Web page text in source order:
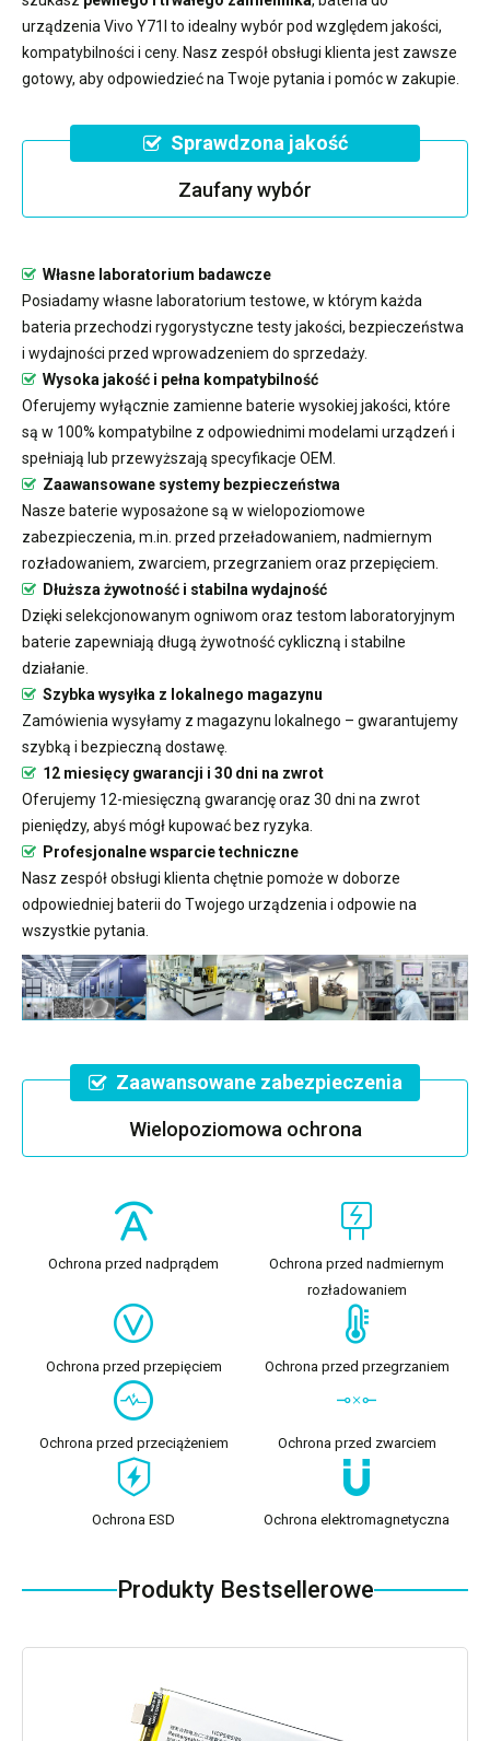
urządzenia Vivo Y71I to idealny wybór pod względem jakości,
kompatybilności i ceny. Nasz zespół obsługi klienta jest zawsze
gotowy, aby odpowiedzieć na Twoje pytania i pomóc w zakupie.
Sprawdzona jakość
Zaufany wybór
Własne laboratorium badawcze
Posiadamy własne laboratorium testowe, w którym każda
bateria przechodzi rygorystyczne testy jakości, bezpieczeństwa
i wydajności przed wprowadzeniem do sprzedaży.
Wysoka jakość i pełna kompatybilność
Oferujemy wyłącznie zamienne baterie wysokiej jakości, które
są w 100% kompatybilne z odpowiednimi modelami urządzeń i
spełniają lub przewyższają specyfikacje OEM.
Zaawansowane systemy bezpieczeństwa
Nasze baterie wyposażone są w wielopoziomowe
zabezpieczenia, m.in. przed przeładowaniem, nadmiernym
rozładowaniem, zwarciem, przegrzaniem oraz przepięciem.
Dłuższa żywotność i stabilna wydajność
Dzięki selekcjonowanym ogniwom oraz testom laboratoryjnym
baterie zapewniają długą żywotność cykliczną i stabilne
działanie.
Szybka wysyłka z lokalnego magazynu
Zamówienia wysyłamy z magazynu lokalnego – gwarantujemy
szybką i bezpieczną dostawę.
12 miesięcy gwarancji i 30 dni na zwrot
Oferujemy 12-miesięczną gwarancję oraz 30 dni na zwrot
pieniędzy, abyś mógł kupować bez ryzyka.
Profesjonalne wsparcie techniczne
Nasz zespół obsługi klienta chętnie pomoże w doborze
odpowiedniej baterii do Twojego urządzenia i odpowie na
wszystkie pytania.
Zaawansowane zabezpieczenia
Wielopoziomowa ochrona
Ochrona przed nadprądem
Ochrona przed nadmiernym
rozładowaniem
Ochrona przed przepięciem Ochrona przed przegrzaniem
Ochrona przed przeciążeniem Ochrona przed zwarciem
Ochrona ESD Ochrona elektromagnetyczna
Produkty Bestsellerowe